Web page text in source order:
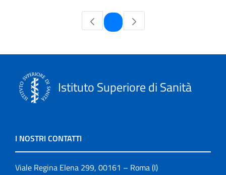
Pagina
Istituto Superiore di Sanità
I NOSTRI CONTATTI
Viale Regina Elena 299, 00161 – Roma (I)